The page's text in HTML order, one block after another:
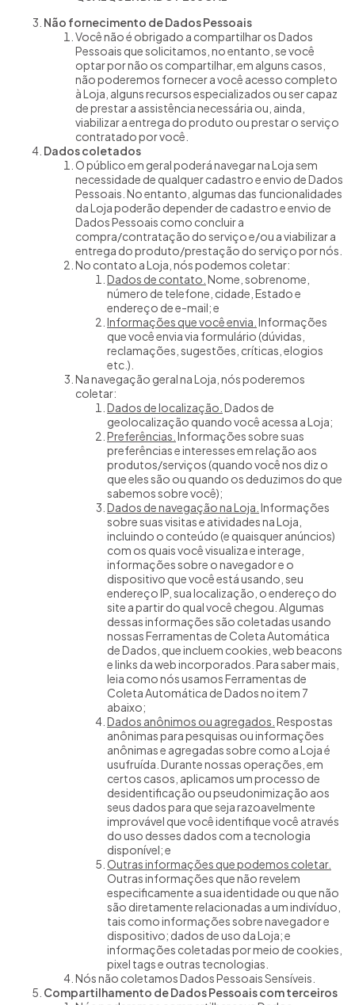
Não fornecimento de Dados Pessoais
Você não é obrigado a compartilhar os Dados
Pessoais que solicitamos, no entanto, se você
optar por não os compartilhar, em alguns casos,
não poderemos fornecer a você acesso completo
à Loja, alguns recursos especializados ou ser capaz
de prestar a assistência necessária ou, ainda,
viabilizar a entrega do produto ou prestar o serviço
contratado por você.
Dados coletados
O público em geral poderá navegar na Loja sem
necessidade de qualquer cadastro e envio de Dados
Pessoais. No entanto, algumas das funcionalidades
da Loja poderão depender de cadastro e envio de
Dados Pessoais como concluir a
compra/contratação do serviço e/ou a viabilizar a
entrega do produto/prestação do serviço por nós.
No contato a Loja, nós podemos coletar:
Dados de contato. Nome, sobrenome,
número de telefone, cidade, Estado e
endereço de e-mail; e
Informações que você envia. Informações
que você envia via formulário (dúvidas,
reclamações, sugestões, críticas, elogios
etc.).
Na navegação geral na Loja, nós poderemos
coletar:
Dados de localização. Dados de
geolocalização quando você acessa a Loja;
Preferências. Informações sobre suas
preferências e interesses em relação aos
produtos/serviços (quando você nos diz o
que eles são ou quando os deduzimos do que
sabemos sobre você);
Dados de navegação na Loja. Informações
sobre suas visitas e atividades na Loja,
incluindo o conteúdo (e quaisquer anúncios)
com os quais você visualiza e interage,
informações sobre o navegador e o
dispositivo que você está usando, seu
endereço IP, sua localização, o endereço do
site a partir do qual você chegou. Algumas
dessas informações são coletadas usando
nossas Ferramentas de Coleta Automática
de Dados, que incluem cookies, web beacons
e links da web incorporados. Para saber mais,
leia como nós usamos Ferramentas de
Coleta Automática de Dados no item 7
abaixo;
Dados anônimos ou agregados. Respostas
anônimas para pesquisas ou informações
anônimas e agregadas sobre como a Loja é
usufruída. Durante nossas operações, em
certos casos, aplicamos um processo de
desidentificação ou pseudonimização aos
seus dados para que seja razoavelmente
improvável que você identifique você através
do uso desses dados com a tecnologia
disponível; e
Outras informações que podemos coletar.
Outras informações que não revelem
especificamente a sua identidade ou que não
são diretamente relacionadas a um indivíduo,
tais como informações sobre navegador e
dispositivo; dados de uso da Loja; e
informações coletadas por meio de cookies,
pixel tags e outras tecnologias.
Nós não coletamos Dados Pessoais Sensíveis.
Compartilhamento de Dados Pessoais com terceiros